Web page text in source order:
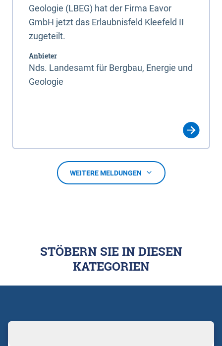
Geologie (LBEG) hat der Firma Eavor
GmbH jetzt das Erlaubnisfeld Kleefeld II
zugeteilt.
Anbieter
Nds. Landesamt für Bergbau, Energie und
Geologie
WEITERE MELDUNGEN
STÖBERN SIE IN DIESEN
KATEGORIEN